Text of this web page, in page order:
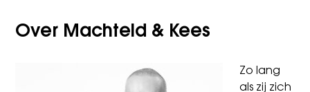
Over Machteld & Kees
Zo lang
als zij zich